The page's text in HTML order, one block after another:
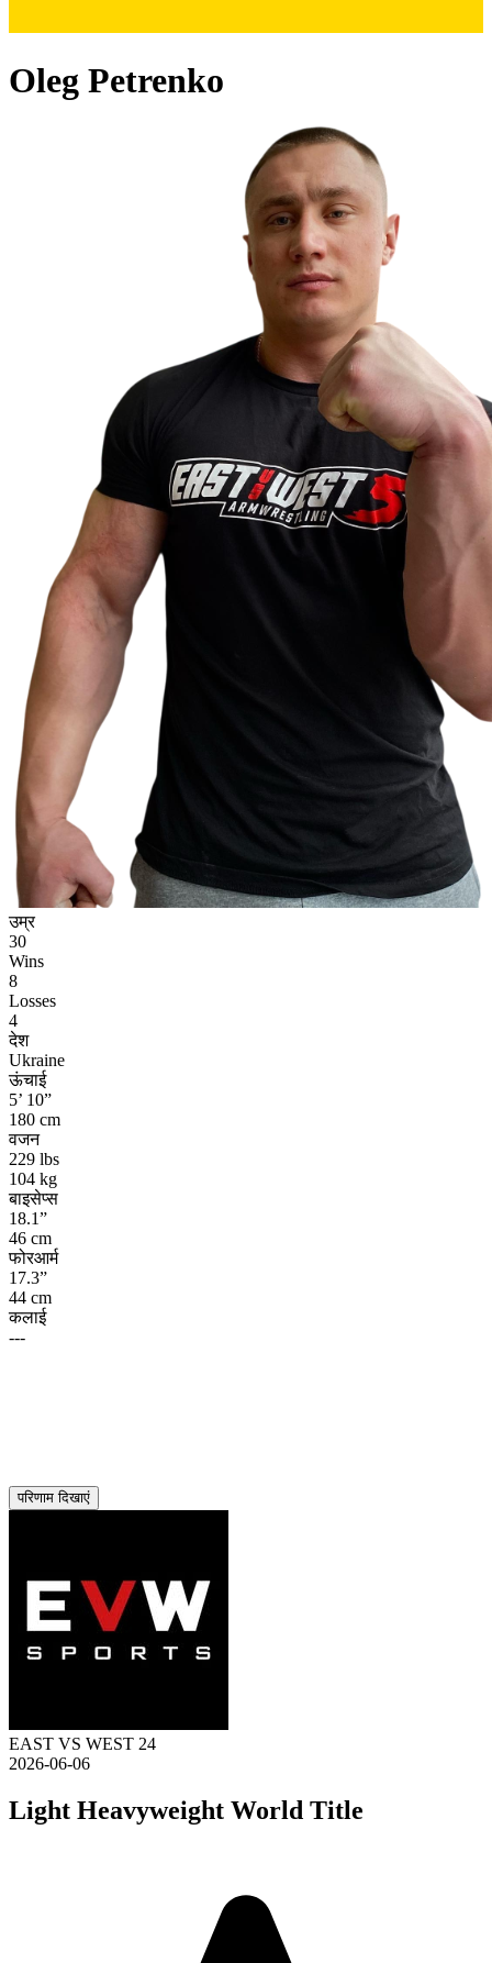
Oleg Petrenko
उम्र
30
Wins
8
Losses
4
देश
Ukraine
ऊंचाई
5’ 10”
180 cm
वजन
229 lbs
104 kg
बाइसेप्स
18.1”
46 cm
फोरआर्म
17.3”
44 cm
कलाई
---
परिणाम दिखाएं
EAST VS WEST 24
2026-06-06
Light Heavyweight World Title